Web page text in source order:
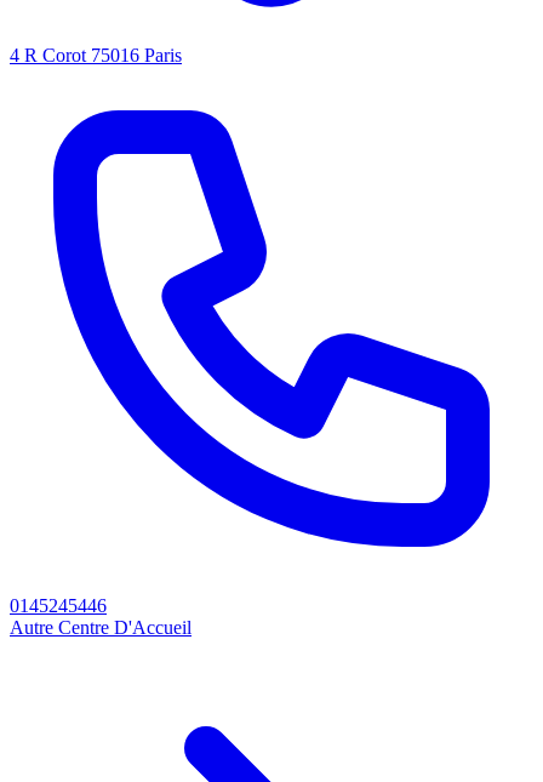
4 R Corot 75016 Paris
0145245446
Autre Centre D'Accueil